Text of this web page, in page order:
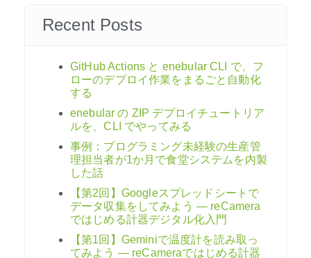
Recent Posts
GitHub Actions と enebular CLI で、フ
ローのデプロイ作業をまるごと自動化
する
enebular の ZIP デプロイチュートリア
ルを、CLI でやってみる
事例：プログラミング未経験の生産管
理担当者が1か月で食堂システムを内製
した話
【第2回】Googleスプレッドシートで
データ収集をしてみよう ― reCamera
ではじめる計器デジタル化入門
【第1回】Geminiで温度計を読み取っ
てみよう ― reCameraではじめる計器